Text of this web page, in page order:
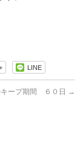
LINE
ープ期間 ６０日 →